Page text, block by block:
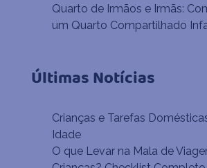
Quarto de Irmãos e Irmãs:
um Quarto Compartilhado
Últimas Notícias
Crianças e Tarefas
Idade
O que Levar na Mala de